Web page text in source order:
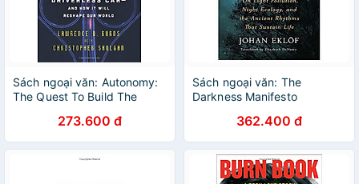
Sách ngoại văn: Autonomy:
The Quest To Build The
Will Reshape Our World
273.600 đ
Sách ngoại văn: The
Darkness Manifesto
362.400 đ